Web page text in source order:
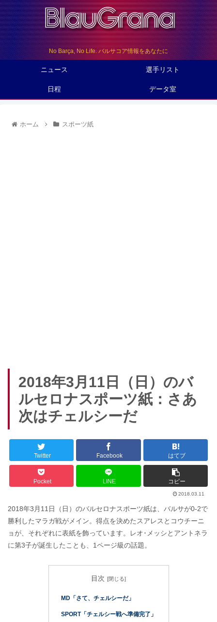
No Barça, No Life. バルサコア情報をあなたに
ニュース 選手リスト
日程 データ室
ホーム スポーツ紙
2018年3月11日（日）のバ
ルセロナスポーツ紙：さあ
次はチェルシーだ
Twitter Facebook はてブ
Pocket LINE コピー
2018.03.11
2018年3月11日（日）のバルセロナスポーツ紙は、バルサが0-2で
勝利したマラガ戦がメイン。得点を決めたスアレスとコウチーニ
ョが、それぞれに表紙を飾っています。レオ･メッシとアントネラ
に第3子が誕生したことも、1ページ級の話題。
目次
MD「さて、チェルシーだ」
SPORT「チェルシー戦へ準備完了」